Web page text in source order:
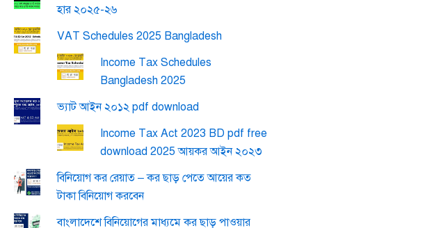
হার ২০২৫-২৬
VAT Schedules 2025 Bangladesh
Income Tax Schedules
Bangladesh 2025
ভ্যাট আইন ২০১২ pdf download
Income Tax Act 2023 BD pdf free
download 2025 আয়কর আইন ২০২৩
বিনিয়োগ কর রেয়াত – কর ছাড় পেতে আয়ের কত
টাকা বিনিয়োগ করবেন
বাংলাদেশে বিনিয়োগের মাধ্যমে কর ছাড় পাওয়ার